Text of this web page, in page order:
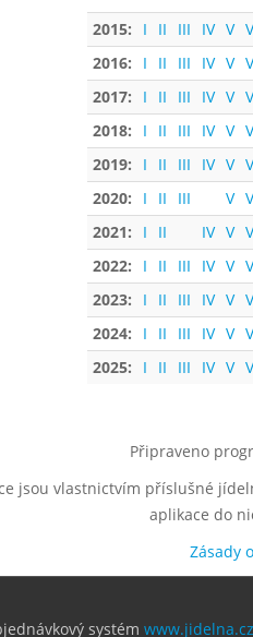
2015: I II III IV V
2016:
I II III IV V
2017:
I II III IV V
2018:
I II III IV V
2019:
I II III IV V
2020:
I II III V
2021:
I II IV V
2022:
I II III IV V
2023:
I II III IV V
2024:
I II III IV V
2025:
I II III IV V
Připraveno
jsou vlastnictvím příslušné
aplikace do
Zásady
systém www.jidelna.cz